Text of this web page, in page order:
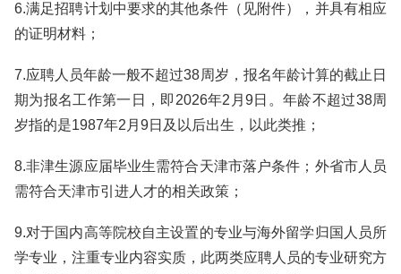
6.满足招聘计划中要求的其他条件（见附件），并具有相应
的证明材料；
7.应聘人员年龄一般不超过38周岁，报名年龄计算的截止日
期为报名工作第一日，即2026年2月9日。年龄不超过38周
岁指的是1987年2月9日及以后出生，以此类推；
8.非津生源应届毕业生需符合天津市落户条件；外省市人员
需符合天津市引进人才的相关政策；
9.对于国内高等院校自主设置的专业与海外留学归国人员所
学专业，注重专业内容实质，此两类应聘人员的专业研究方